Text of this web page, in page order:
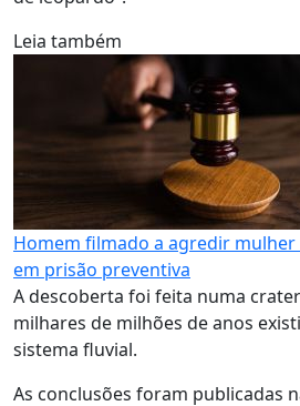
Leia também
Homem filmado a agredir
em prisão preventiva
A descoberta foi feita numa
milhares de milhões de anos
sistema fluvial.
As conclusões foram publicadas